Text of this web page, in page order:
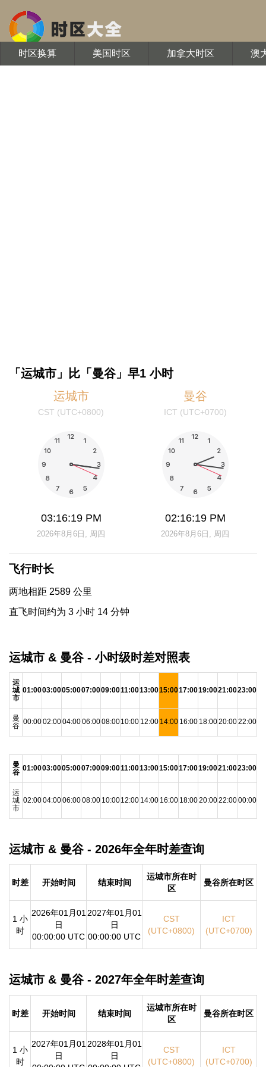
时区换算 美国时区 加拿大时区 澳
「运城市」比「曼谷」早1 小时
运城市
CST (UTC+0800)
03:16:19 PM
2026年8月6日, 周四
曼谷
ICT (UTC+0700)
02:16:19 PM
2026年8月6日, 周四
飞行时长
两地相距 2589 公里
直飞时间约为 3 小时 14 分钟
运城市 & 曼谷 - 小时级时差对照表
运
城
市
01:0003:0005:0007:0009:0011:0013:0015:0017:0019:0021:0023:00
曼
谷 00:0002:0004:0006:0008:0010:00 12:00 14:00 16:00 18:0020:0022:00
曼
谷 01:0003:0005:0007:0009:0011:0013:0015:0017:0019:0021:0023:00
运
城
市
02:0004:0006:0008:00 10:0012:00 14:00 16:00 18:0020:0022:0000:00
运城市 & 曼谷 - 2026年全年时差查询
时差 开始时间 结束时间
运城市所在时
区
曼谷所在时区
1 小
时
2026年01月01
日
00:00:00 UTC
2027年01月01
日
00:00:00 UTC
CST
(UTC+0800)
ICT
(UTC+0700)
运城市 & 曼谷 - 2027年全年时差查询
时差 开始时间 结束时间
运城市所在时
区
曼谷所在时区
1 小
时
2027年01月01
日
2028年01月01
日
CST
(UTC+0800)
ICT
(UTC+0700)